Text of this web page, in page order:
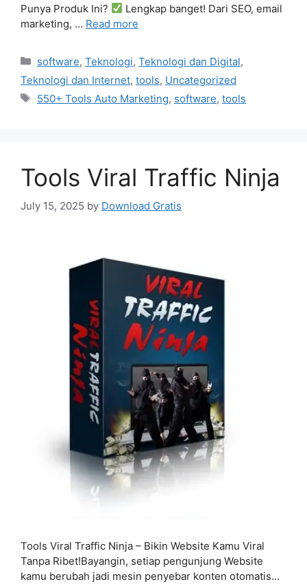
Punya Produk Ini?
Lengkap banget! Dari SEO, email
marketing, … Read more
Categories
software, Teknologi, Teknologi dan Digital,
Teknologi dan Internet, tools, Uncategorized
Tags
550+ Tools Auto Marketing, software, tools
Tools Viral Traffic Ninja
July 15, 2025 by Download Gratis
Tools Viral Traffic Ninja – Bikin Website Kamu Viral
Tanpa Ribet!Bayangin, setiap pengunjung Website
kamu berubah jadi mesin penyebar konten otomatis…